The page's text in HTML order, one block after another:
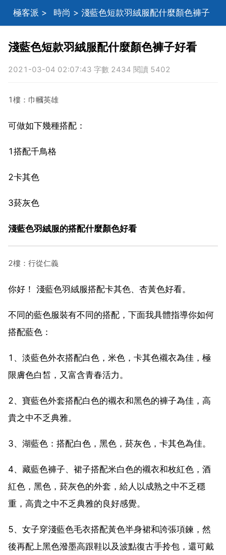
極客派 > 時尚 > 淺藍色短款羽絨服配什麼顏色褲子
好看
淺藍色短款羽絨服配什麼顏色褲子好看
2021-03-04 02:07:43 字數 2434 閱讀 5402
1樓：巾幗英雄
可做如下幾種搭配：
1搭配千鳥格
2卡其色
3菸灰色
淺藍色羽絨服的搭配什麼顏色好看
2樓：行從仁義
你好！ 淺藍色羽絨服搭配卡其色、杏黃色好看。
不同的藍色服裝有不同的搭配，下面我具體指導你如何
搭配藍色：
1、淡藍色外衣搭配白色，米色，卡其色襯衣為佳，極
限膚色白皙，又富含青春活力。
2、寶藍色外套搭配白色的襯衣和黑色的褲子為佳，高
貴之中不乏典雅。
3、湖藍色：搭配白色，黑色，菸灰色，卡其色為佳。
4、藏藍色褲子、裙子搭配米白色的襯衣和枚紅色，酒
紅色，黑色，菸灰色的外套，給人以成熟之中不乏穩
重，高貴之中不乏典雅的良好感覺。
5、女子穿淺藍色毛衣搭配黃色半身裙和誇張項鍊，然
後再配上黑色潑墨高跟鞋以及波點復古手拎包，還可戴